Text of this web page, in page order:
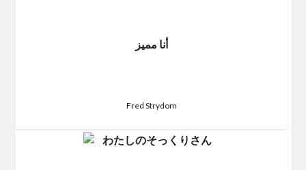
أنا مميز
Fred Strydom